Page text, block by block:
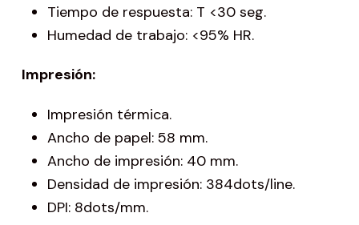
Tiempo de respuesta: T <30 seg.
Humedad de trabajo: <95% HR.
Impresión:
Impresión térmica.
Ancho de papel: 58 mm.
Ancho de impresión: 40 mm.
Densidad de impresión: 384dots/line.
DPI: 8dots/mm.